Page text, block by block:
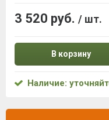
3 520 руб. / шт.
В корзину
Наличие: